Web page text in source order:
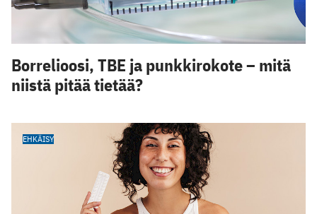
Borrelioosi, TBE ja punkkirokote – mitä
niistä pitää tietää?
EHKÄISY